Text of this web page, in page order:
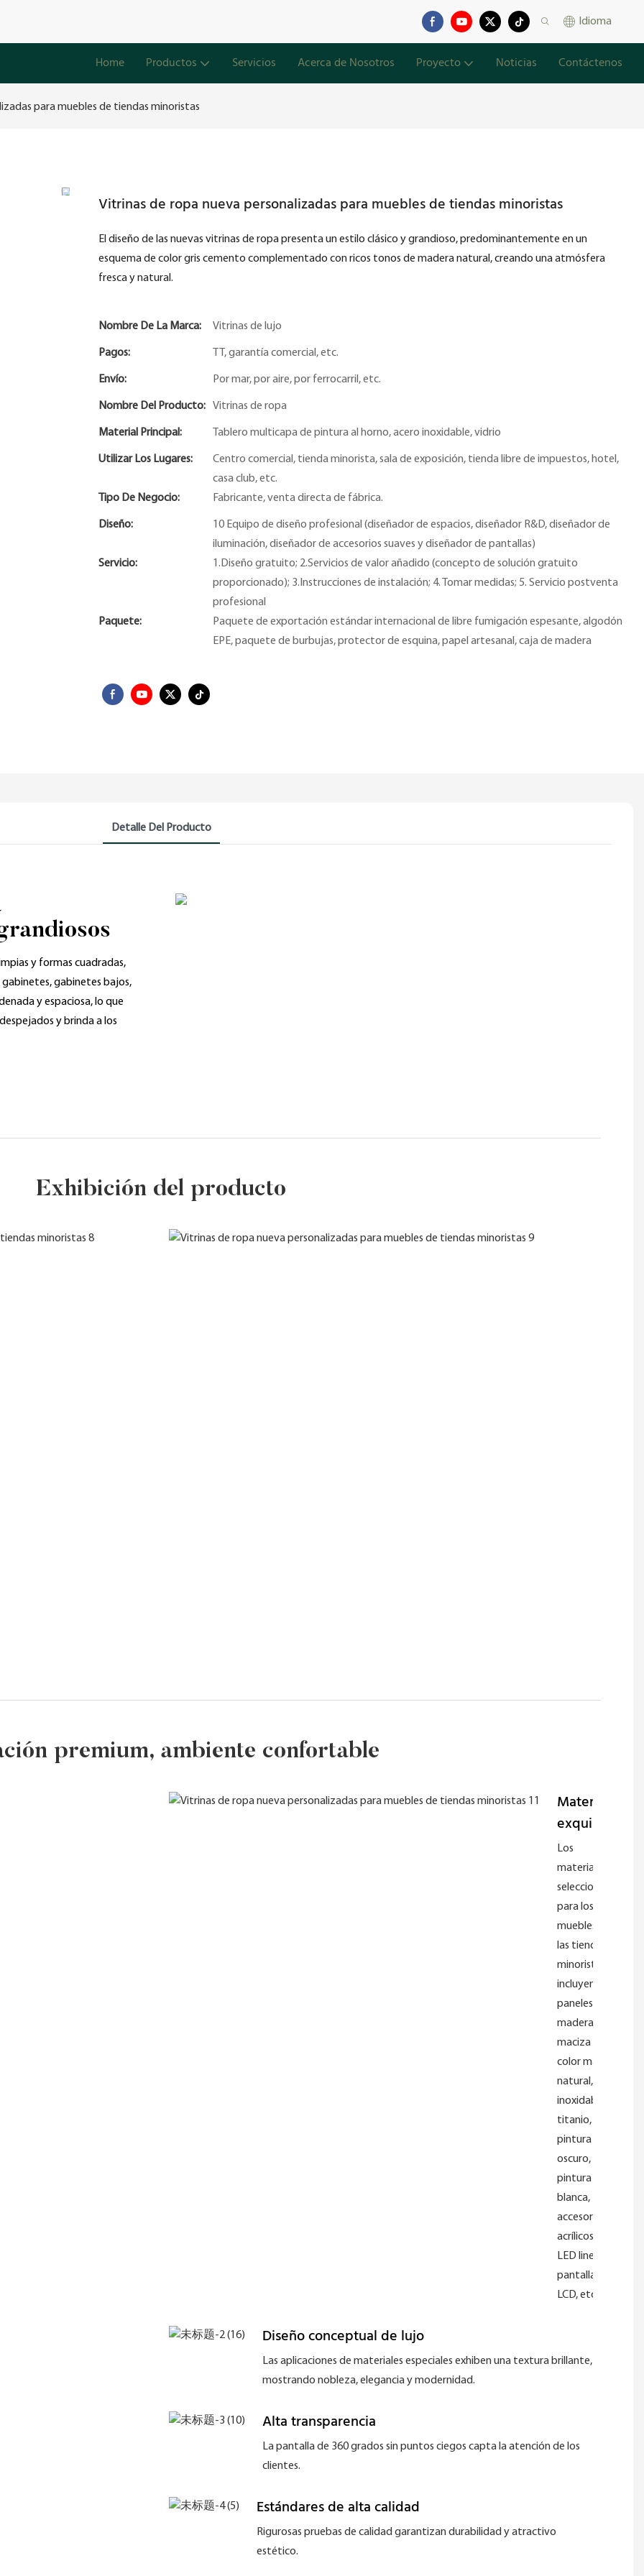
Idioma
Home Productos Servicios Acerca de Nosotros Proyecto Noticias Contáctenos
para muebles de tiendas minoristas
Vitrinas de ropa nueva personalizadas para muebles de tiendas minoristas
El diseño de las nuevas vitrinas de ropa presenta un estilo clásico y grandioso, predominantemente en un
esquema de color gris cemento complementado con ricos tonos de madera natural, creando una atmósfera
fresca y natural.
Nombre De La Marca: Vitrinas de lujo
Pagos: TT, garantía comercial, etc.
Envío: Por mar, por aire, por ferrocarril, etc.
Nombre Del Producto: Vitrinas de ropa
Material Principal: Tablero multicapa de pintura al horno, acero inoxidable, vidrio
Utilizar Los Lugares:
Centro comercial, tienda minorista, sala de exposición, tienda libre de impuestos, hotel,
casa club, etc.
Tipo De Negocio:
Fabricante, venta directa de fábrica.
Diseño:
10 Equipo de diseño profesional (diseñador de espacios, diseñador R&D, diseñador de
iluminación, diseñador de accesorios suaves y diseñador de pantallas)
Servicio:
1.Diseño gratuito; 2.Servicios de valor añadido (concepto de solución gratuito
proporcionado); 3.Instrucciones de instalación; 4. Tomar medidas; 5. Servicio postventa
profesional
Paquete:
Paquete de exportación estándar internacional de libre fumigación espesante, algodón
EPE, paquete de burbujas, protector de esquina, papel artesanal, caja de madera
Detalle Del Producto
y formas cuadradas,
gabinetes, gabinetes bajos,
y espaciosa, lo que
y brinda a los
Exhibición del producto
premium, ambiente confortable
Materiales
exquisitos
Los
materiales
seleccionados
para los
muebles de
las tiendas
minoristas
incluyen
paneles de
madera
maciza de
color madera
natural, acero
inoxidable de
titanio,
pintura gris
oscuro,
pintura
blanca,
accesorios
acrílicos, tiras
LED lineales,
pantallas
LCD, etc.
Diseño conceptual de lujo
Las aplicaciones de materiales especiales exhiben una textura brillante,
mostrando nobleza, elegancia y modernidad.
Alta transparencia
La pantalla de 360 ​​grados sin puntos ciegos capta la atención de los
clientes.
Estándares de alta calidad
Rigurosas pruebas de calidad garantizan durabilidad y atractivo
estético.